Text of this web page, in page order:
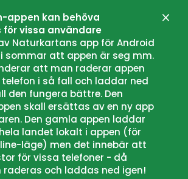
appen kan behöva
vissa användare
Naturkartans app för Android
sommar att appen är seg mm.
att man raderar appen
i så fall och laddar ned
den fungera bättre. Den
skall ersättas av en ny app
Den gamla appen laddar
landet lokalt i appen (för
läge) men det innebär att
för vissa telefoner - då
raderas och laddas ned igen!
Lukk